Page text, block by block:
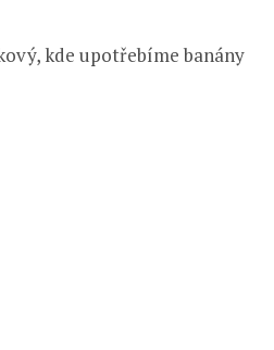
kde upotřebíme banány